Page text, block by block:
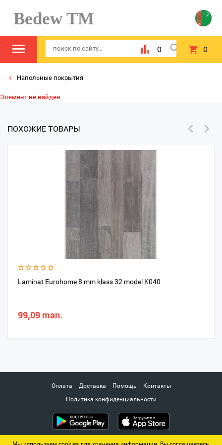
Bedew TM
0 0
Напольные покрытия
Элемент не найден
ПОХОЖИЕ ТОВАРЫ
Laminat Eurohome 8 mm klass 32 model K040
99,09 man.
Оплата Доставка Помощь
Контакты
Политика конфиденциальности